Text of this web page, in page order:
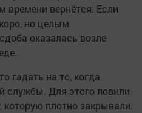
времени вернётся. Если
но целым
оказалась возле
гадать на то, когда
службы. Для этого ловили
которую плотно закрывали.